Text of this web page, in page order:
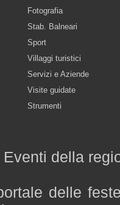
Fotografia
Stab. Balneari
Sport
Villaggi turistici
Servizi e Aziende
Visite guidate
Strumenti
della
delle